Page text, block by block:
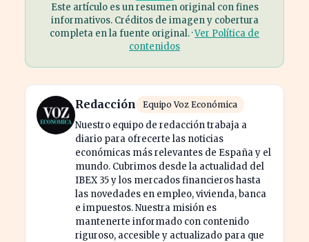
Este artículo es un resumen original con fines
informativos. Créditos de imagen y cobertura
completa en la fuente original. ·Ver Política de
contenidos
Redacción Equipo Voz Económica
Nuestro equipo de redacción trabaja a
diario para ofrecerte las noticias
económicas más relevantes de España y el
mundo. Cubrimos desde la actualidad del
IBEX 35 y los mercados financieros hasta
las novedades en empleo, vivienda, banca
e impuestos. Nuestra misión es
mantenerte informado con contenido
riguroso, accesible y actualizado para que